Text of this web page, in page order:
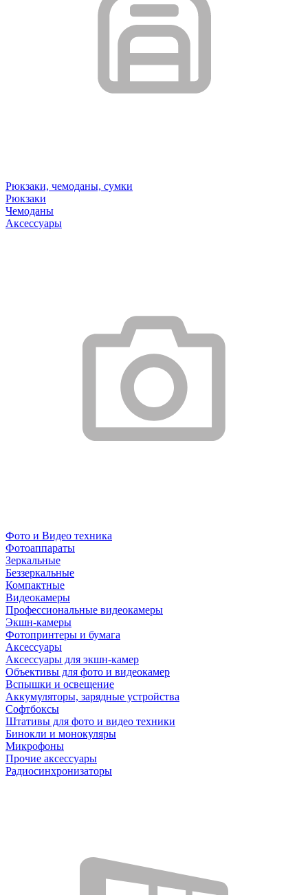
Рюкзаки, чемоданы, сумки
Рюкзаки
Чемоданы
Аксессуары
Фото и Видео техника
Фотоаппараты
Зеркальные
Беззеркальные
Компактные
Видеокамеры
Профессиональные видеокамеры
Экшн-камеры
Фотопринтеры и бумага
Аксессуары
Аксессуары для экшн-камер
Объективы для фото и видеокамер
Вспышки и освещение
Аккумуляторы, зарядные устройства
Софтбоксы
Штативы для фото и видео техники
Бинокли и монокуляры
Микрофоны
Прочие аксессуары
Радиосинхронизаторы